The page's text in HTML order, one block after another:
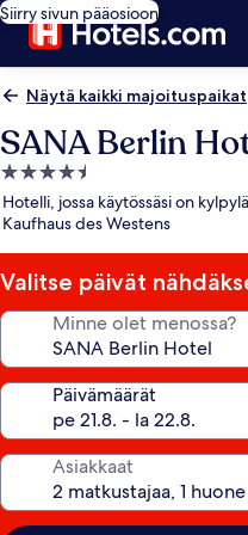
Siirry sivun pääosioon
Näytä kaikki majoituspaikat
SANA Berlin
4.5
tähden
majoituspaikka
Hotelli, jossa käytössäsi on
Kaufhaus des Westens
Valitse päivät
Minne olet menossa?
Päivämäärät
Asiakkaat